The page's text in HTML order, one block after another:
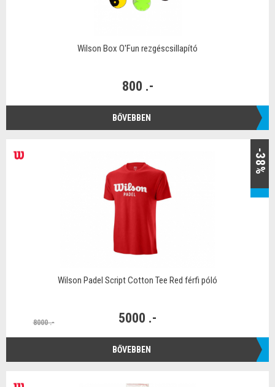
Wilson Box O'Fun rezgéscsillapító
800 .-
BŐVEBBEN
-38%
Wilson Padel Script Cotton Tee Red férfi póló
8000 .- 5000 .-
BŐVEBBEN